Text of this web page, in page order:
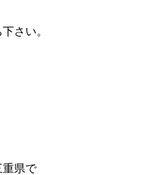
さい。
重県で